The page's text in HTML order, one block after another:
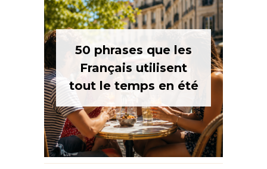
50 phrases que les
Français utilisent
tout le temps en été